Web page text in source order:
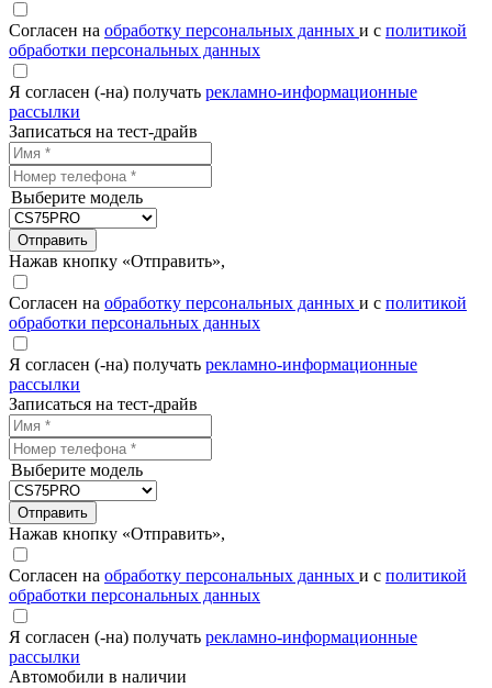
Согласен на обработку персональных данных и с политикой
обработки персональных данных
Я согласен (-на) получать рекламно-информационные
рассылки
Записаться на тест-драйв
Выберите модель
Отправить
Нажав кнопку «Отправить»,
Согласен на обработку персональных данных и с политикой
обработки персональных данных
Я согласен (-на) получать рекламно-информационные
рассылки
Записаться на тест-драйв
Выберите модель
Отправить
Нажав кнопку «Отправить»,
Согласен на обработку персональных данных и с политикой
обработки персональных данных
Я согласен (-на) получать рекламно-информационные
рассылки
Автомобили в наличии